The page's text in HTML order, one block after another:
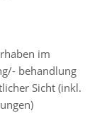
im
behandlung
Sicht (inkl.